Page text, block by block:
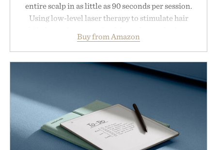
entire scalp in as little as 90 seconds per session.
Using low-level laser therapy to stimulate hair
hair, the device offers a non-invasive approach for
men and women seeking to address thinning
without adding another complicated step to the
routine. The patented band design parts the hair
automatically to maximize laser delivery, while its
cordless operation keeps the process refreshingly
simple. More than a grooming gadget, the
LaserBand 272 represents a high-tech approach to
hair restoration that prioritizes speed and ease
Buy from Amazon